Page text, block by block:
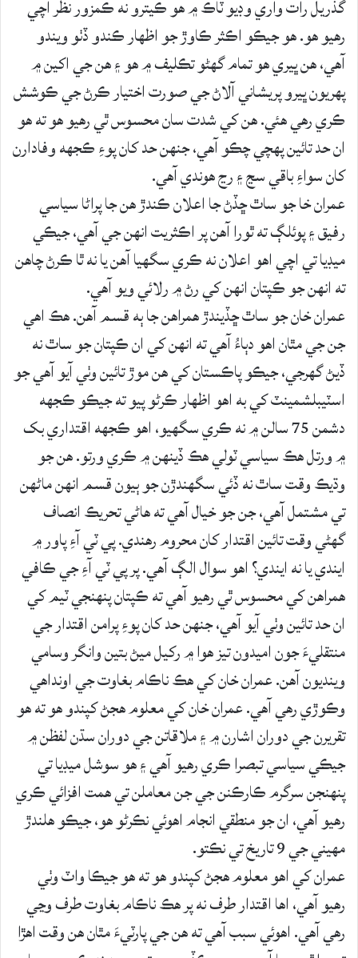
گذريل رات واري وڊيو ٽاڪ ۾ هو ڪيترو نه ڪمزور نظر اچي
رهيو هو. هو جيڪو اڪثر ڪاوڙ جو اظهار ڪندو ڏٺو ويندو
آهي، هن ڀيري هو تمام گهڻو تڪليف ۾ هو ۽ هن جي اکين ۾
پهريون ڀيرو پريشاني آلاڻ جي صورت اختيار ڪرڻ جي ڪوشش
ڪري رهي هئي. هن کي شدت سان محسوس ٿي رهيو هو ته هو
ان حد تائين پهچي چڪو آهي، جنهن حد کان پوءِ ڪجهه وفادارن
کان سواءِ باقي سڃ ۽ رڃ هوندي آهي.
عمران خا جو ساٿ ڇڏڻ جا اعلان ڪندڙ هن جا پراڻا سياسي
رفيق ۽ پوئلڳ ته ٿورا آهن پر اڪثريت انهن جي آهي، جيڪي
ميڊيا تي اچي اهو اعلان نه ڪري سگهيا آهن يا نه ٿا ڪرڻ چاهن
ته انهن جو ڪپتان انهن کي رڻ ۾ رلائي ويو آهي.
عمران خان جو ساٿ ڇڏيندڙ همراهن جا ٻه قسم آهن. هڪ اهي
جن جي مٿان اهو دٻاءُ آهي ته انهن کي ان ڪپتان جو ساٿ نه
ڏيڻ گهرجي، جيڪو پاڪستان کي هن موڙ تائين وٺي آيو آهي جو
اسٽيبلشمينٽ کي به اهو اظهار ڪرڻو پيو ته جيڪو ڪجهه
دشمن 75 سالن ۾ نه ڪري سگهيو، اهو ڪجهه اقتداري بک
۾ ورتل هڪ سياسي ٽولي هڪ ڏينهن ۾ ڪري ورتو. هن جو
وڌيڪ وقت ساٿ نه ڏئي سگهندڙن جو ٻيون قسم انهن ماڻهن
تي مشتمل آهي، جن جو خيال آهي ته هاڻي تحريڪ انصاف
گهڻي وقت تائين اقتدار کان محروم رهندي. پي ٽي آءِ پاور ۾
ايندي يا نه ايندي؟ اهو سوال الڳ آهي. پر پي ٽي آءِ جي ڪافي
همراهن کي محسوس ٿي رهيو آهي ته ڪپتان پنهنجي ٽيم کي
ان حد تائين وٺي آيو آهي، جنهن حد کان پوءِ پرامن اقتدار جي
منتقليءَ جون اميدون تيز هوا ۾ رکيل ميڻ بتين وانگر وسامي
وينديون آهن. عمران خان کي هڪ ناڪام بغاوت جي اونداهي
وڪوڙي رهي آهي. عمران خان کي معلوم هجڻ کپندو هو ته هو
تقريرن جي دوران اشارن ۾ ۽ ملاقاتن جي دوران سڌن لفظن ۾
جيڪي سياسي تبصرا ڪري رهيو آهي ۽ هو سوشل ميڊيا تي
پنهنجن سرگرم ڪارڪنن جي جن معاملن تي همت افزائي ڪري
رهيو آهي، ان جو منطقي انجام اهوئي نڪرڻو هو، جيڪو هلندڙ
مهيني جي 9 تاريخ تي نڪتو.
عمران کي اهو معلوم هجڻ کپندو هو ته هو جيڪا واٽ وٺي
رهيو آهي، اها اقتدار طرف نه پر هڪ ناڪام بغاوت طرف وڃي
رهي آهي. اهوئي سبب آهي ته هن جي پارٽيءَ مٿان هن وقت اهڙا